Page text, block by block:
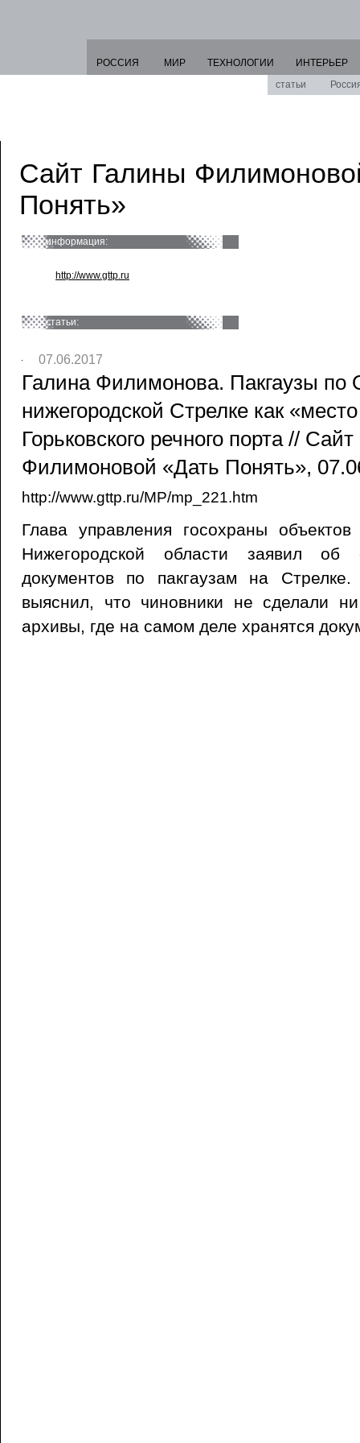
РОССИЯ МИР ТЕХНОЛОГИИ
ИНТЕРЬЕР
статьи
Сайт Галины
Понять»
информация:
http://www.gttp.ru
статьи:
07.06.2017
Галина Филимонова. Пакгаузы по
нижегородской Стрелке как
Горьковского речного порта //
Филимоновой «Дать Понять»,
http://www.gttp.ru/MP/mp_221.htm
Глава управления госохраны объектов
Нижегородской области заявил об
документов по пакгаузам на
выяснил, что чиновники не сделали
архивы, где на самом деле хранятся